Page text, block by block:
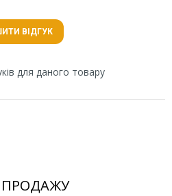
ВІДГУК
для даного товару